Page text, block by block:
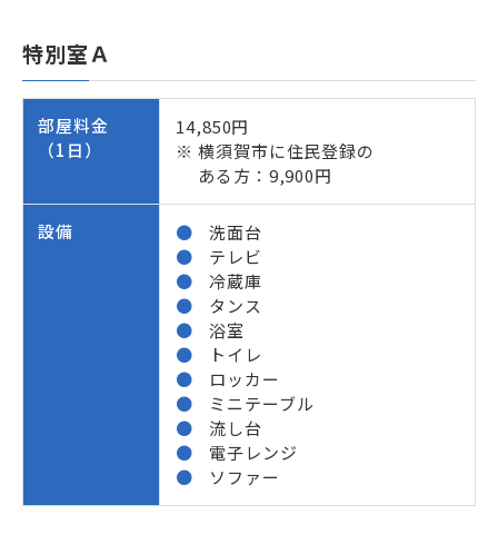
特別室Ａ
部屋料金
（1日）
14,850円
横須賀市に住民登録の
ある方：9,900円
設備
洗面台
テレビ
冷蔵庫
タンス
浴室
トイレ
ロッカー
ミニテーブル
流し台
電子レンジ
ソファー